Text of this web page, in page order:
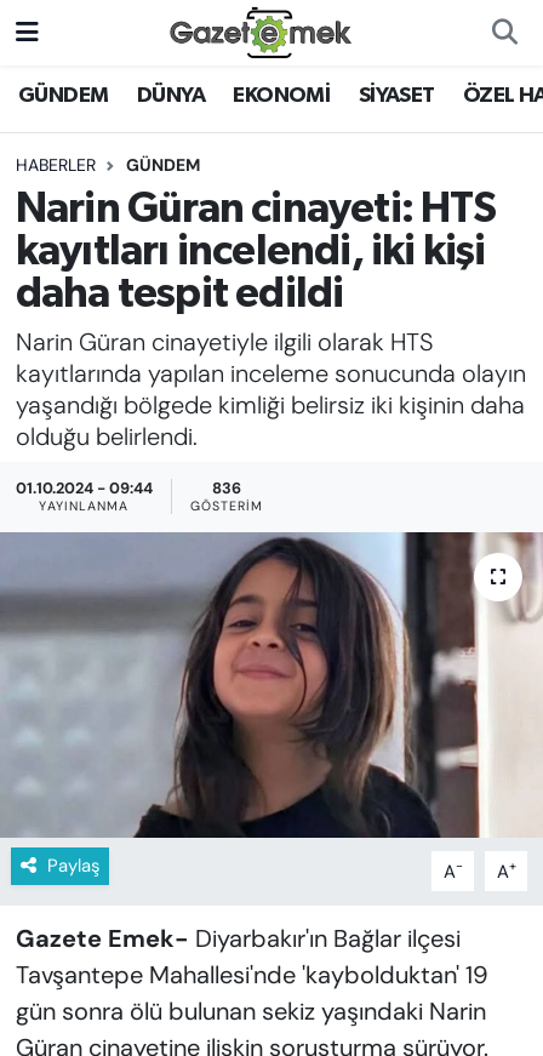
GÜNDEM DÜNYA EKONOMİ SİYASET ÖZEL
HABERLER GÜNDEM
Narin Güran cinayeti: HTS
kayıtları incelendi, iki kişi
daha tespit edildi
Narin Güran cinayetiyle ilgili olarak HTS
kayıtlarında yapılan inceleme sonucunda olayın
yaşandığı bölgede kimliği belirsiz iki kişinin daha
olduğu belirlendi.
01.10.2024 - 09:44
YAYINLANMA
836
GÖSTERIM
Paylaş A- A+
Gazete Emek- Diyarbakır'ın Bağlar ilçesi
Tavşantepe Mahallesi'nde 'kaybolduktan' 19
gün sonra ölü bulunan sekiz yaşındaki Narin
Güran cinayetine ilişkin soruşturma sürüyor.
DÜNYA
EKONOMİ
EMEK HABERLERİ
YENİ MEDYADA EMEK
GAZETECİLİĞİNİ GELİŞTİRMEK
FAYDALI BİLGİLER
GÜNDEM
EĞİTİM
KÜLTÜR-SANAT
MAGAZİN
ÖZEL HABER
YAZAR KÖŞESİ
SİYASET
VAN VE DİYARBAKIR HABERLERİ
Nöbetçi Eczaneler
Hava Durumu
İstanbul Namaz Vakitleri
Trafik Durumu
Süper Lig Puan Durumu ve Fikstür
Tüm Manşetler